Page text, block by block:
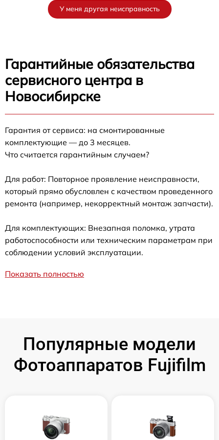
У меня другая неисправность
Гарантийные обязательства
сервисного центра в
Новосибирске
Гарантия от сервиса: на смонтированные
комплектующие — до 3 месяцев.
Что считается гарантийным случаем?
Для работ: Повторное проявление неисправности,
который прямо обусловлен с качеством проведенного
ремонта (например, некорректный монтаж запчасти).
Для комплектующих: Внезапная поломка, утрата
работоспособности или техническим параметрам при
соблюдении условий эксплуатации.
Показать полностью
Популярные модели
Фотоаппаратов Fujifilm